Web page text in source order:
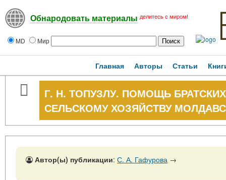
Обнародовать материалы делитесь с миром!
MD Мир
Главная Авторы Статьи
Г. Н. ТОПУЗЛУ. ПОМОЩЬ
СЕЛЬСКОМУ ХОЗЯЙСТВУ
Автор(ы) публикации: С. А. Гафурова →